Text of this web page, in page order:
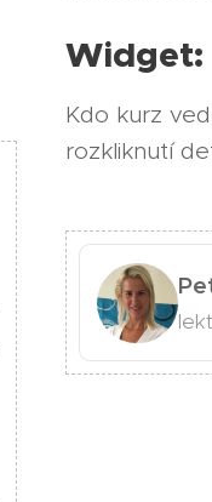
Kdo kurz
rozkliknutí